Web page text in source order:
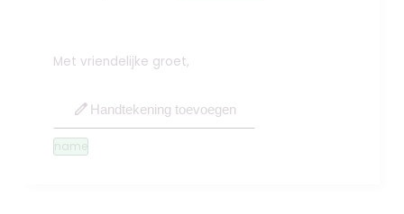
Met vriendelijke groet,
edit Handtekening toevoegen
name